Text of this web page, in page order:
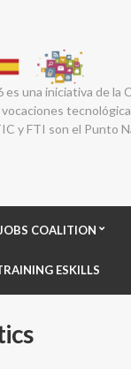
una iniciativa de la
y FTI son el Punto
COALITION
ESKILLS